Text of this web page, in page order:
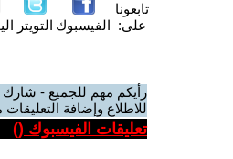
تابعونا
على: الفيسبوك التويتر
رأيكم مهم للجميع -
للاطلاع وإضافة
تعليقات الفيسبوك ()